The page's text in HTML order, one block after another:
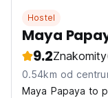
Hostel
Maya
9.2Znakomity
0.54km od
Maya Papaya to